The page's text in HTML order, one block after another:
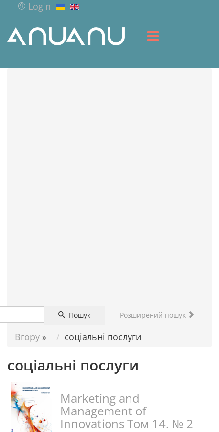
Login
Пошук Розширений пошук
Вгору » соціальні послуги
соціальні послуги
Marketing and
Management of
Innovations Том 14. № 2